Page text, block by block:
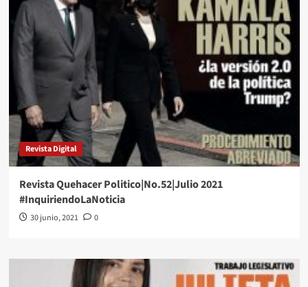
Revista Digital
Revista Quehacer Politico|No.52|Julio 2021
#InquiriendoLaNoticia
30 junio, 2021 0